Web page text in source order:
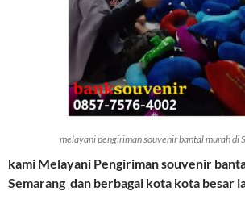
melayani pengiriman souvenir bantal murah di
kami Melayani Pengirimansouvenir
Semarang dan berbagai kota kota besar